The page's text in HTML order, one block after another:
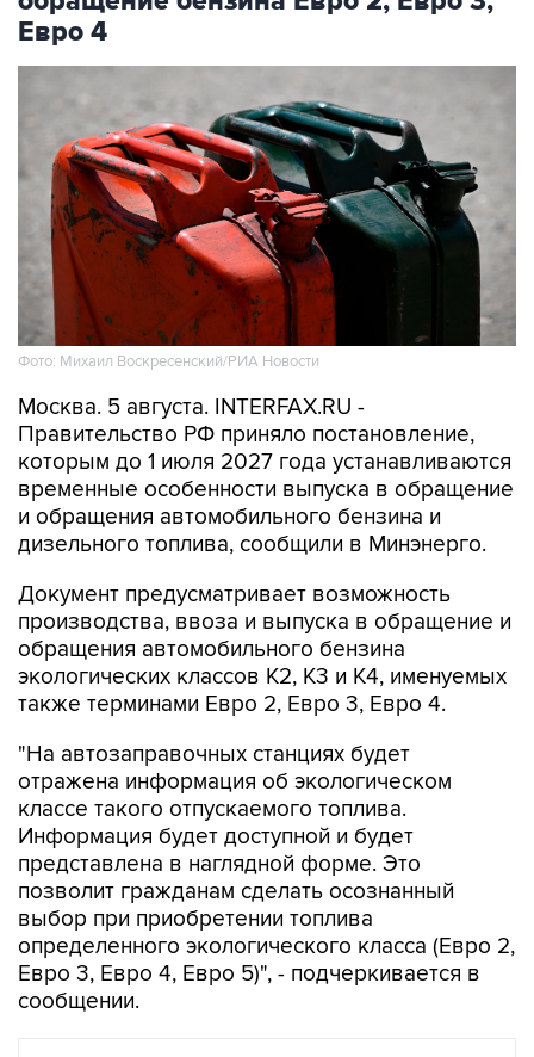
Фото: Михаил Воскресенский/РИА Новости
Москва. 5 августа. INTERFAX.RU -
которым до 1 июля 2027 года устанавливаются
временные особенности выпуска в обращение
и обращения автомобильного бензина и
дизельного топлива, сообщили в Минэнерго.
Документ предусматривает возможность
обращения автомобильного бензина
экологических классов К2, К3 и К4, именуемых
также терминами Евро 2, Евро 3, Евро 4.
"На автозаправочных станциях будет
классе такого отпускаемого топлива.
Информация будет доступной и будет
представлена в наглядной форме. Это
позволит гражданам сделать осознанный
выбор при приобретении топлива
определенного экологического класса (Евро 2,
Евро 3, Евро 4, Евро 5)", - подчеркивается в
сообщении.
В РОССИИ